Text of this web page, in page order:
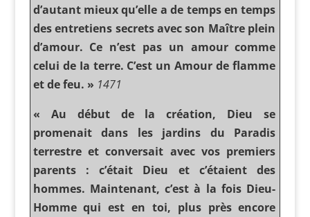
d’autant mieux qu’elle a de temps en temps
des entretiens secrets avec son Maître plein
d’amour. Ce n’est pas un amour comme
celui de Ia terre. C’est un Amour de flamme
et de feu. » 1471
« Au début de la création, Dieu se
promenait dans les jardins du Paradis
terrestre et conversait avec vos premiers
parents : c’était Dieu et c’étaient des
hommes. Maintenant, c’est à la fois Dieu-
Homme qui est en toi, plus près encore